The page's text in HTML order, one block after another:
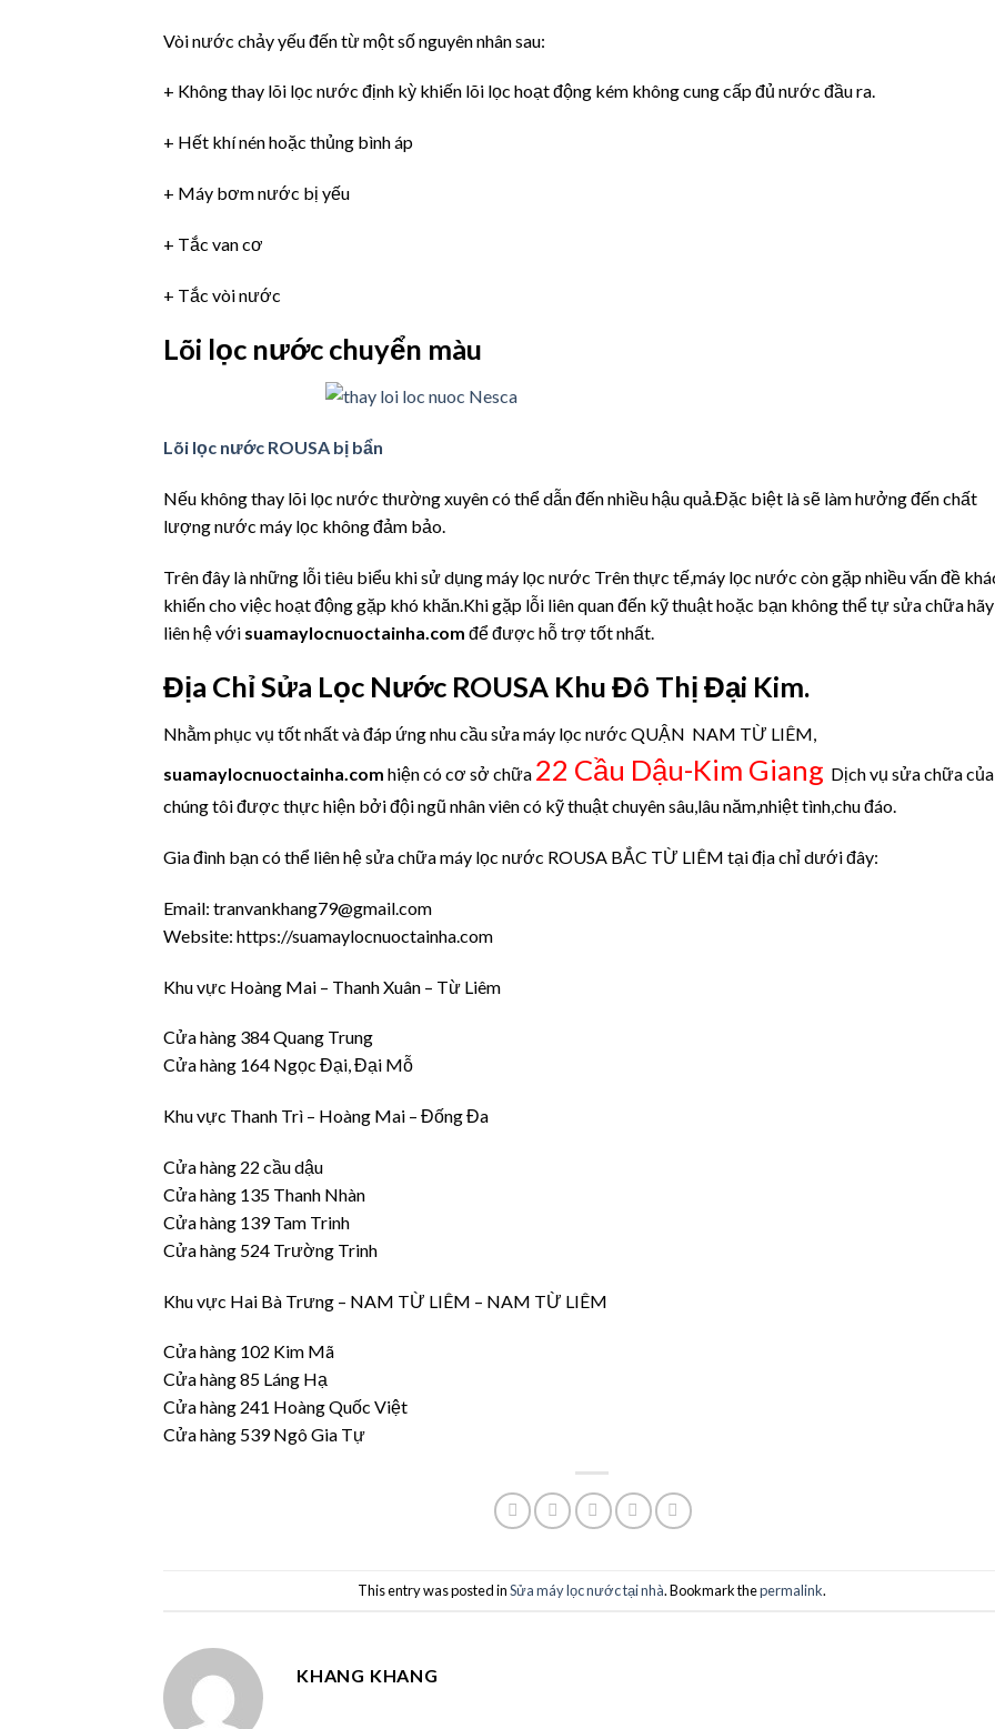
Vòi nước chảy yếu đến từ một số nguyên nhân sau:
+ Không thay lõi lọc nước định kỳ khiến lõi lọc hoạt động kém không cung cấp đủ nước đầu ra.
+ Hết khí nén hoặc thủng bình áp
+ Máy bơm nước bị yếu
+ Tắc van cơ
+ Tắc vòi nước
Lõi lọc nước chuyển màu
Lõi lọc nước ROUSA bị bẩn
Nếu không thay lõi lọc nước thường xuyên có thể dẫn đến nhiều hậu quả.Đặc biệt là sẽ làm hưởng đến chất
lượng nước máy lọc không đảm bảo.
Trên đây là những lỗi tiêu biểu khi sử dụng máy lọc nước Trên thực tế,máy lọc nước còn gặp nhiều vấn đề
khiến cho việc hoạt động gặp khó khăn.Khi gặp lỗi liên quan đến kỹ thuật hoặc bạn không thể tự sửa chữa hãy
liên hệ với suamaylocnuoctainha.com để được hỗ trợ tốt nhất.
Địa Chỉ Sửa Lọc Nước ROUSA Khu Đô Thị Đại Kim.
Nhằm phục vụ tốt nhất và đáp ứng nhu cầu sửa máy lọc nước QUẬN NAM TỪ LIÊM,
suamaylocnuoctainha.com hiện có cơ sở chữa 22 Cầu Dậu-Kim Giang Dịch vụ sửa chữa của
chúng tôi được thực hiện bởi đội ngũ nhân viên có kỹ thuật chuyên sâu,lâu năm,nhiệt tình,chu đáo.
Gia đình bạn có thể liên hệ sửa chữa máy lọc nước ROUSA BẮC TỪ LIÊM tại địa chỉ dưới đây:
Email: tranvankhang79@gmail.com
Website: https://suamaylocnuoctainha.com
Khu vực Hoàng Mai – Thanh Xuân – Từ Liêm
Cửa hàng 384 Quang Trung
Cửa hàng 164 Ngọc Đại, Đại Mỗ
Khu vực Thanh Trì – Hoàng Mai – Đống Đa
Cửa hàng 22 cầu dậu
Cửa hàng 135 Thanh Nhàn
Cửa hàng 139 Tam Trinh
Cửa hàng 524 Trường Trinh
Khu vực Hai Bà Trưng – NAM TỪ LIÊM – NAM TỪ LIÊM
Cửa hàng 102 Kim Mã
Cửa hàng 85 Láng Hạ
Cửa hàng 241 Hoàng Quốc Việt
Cửa hàng 539 Ngô Gia Tự
This entry was posted inSửa máy lọc nước tại nhà. Bookmark thepermalink.
KHANG KHANG